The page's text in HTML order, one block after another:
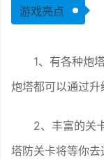
游戏亮点
1、有各种炮
炮塔都可以通过升
2、丰富的关
塔防关卡将等你去